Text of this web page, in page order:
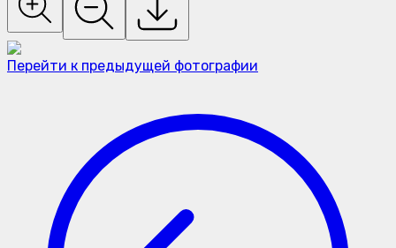
Перейти к предыдущей фотографии